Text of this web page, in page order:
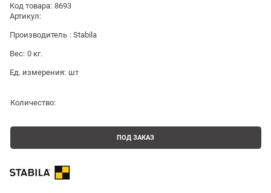
Код товара: 8693
Артикул:
Производитель : Stabila
Вес: 0 кг.
Ед. измерения: шт
Количество:
ПОД ЗАКАЗ